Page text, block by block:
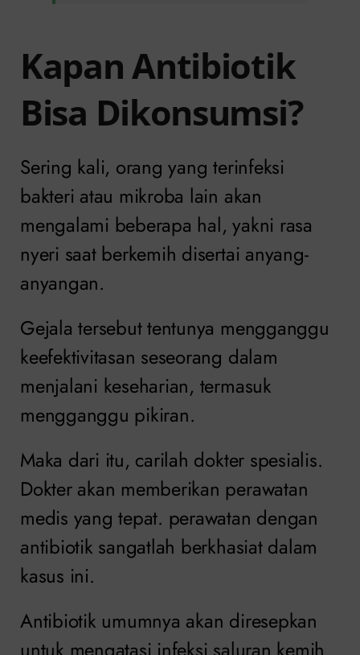
Kapan Antibiotik
Bisa Dikonsumsi?
Sering kali, orang yang terinfeksi
bakteri atau mikroba lain akan
mengalami beberapa hal, yakni rasa
nyeri saat berkemih disertai anyang-
anyangan.
Gejala tersebut tentunya mengganggu
keefektivitasan seseorang dalam
menjalani keseharian, termasuk
mengganggu pikiran.
Maka dari itu, carilah dokter spesialis.
Dokter akan memberikan perawatan
medis yang tepat. perawatan dengan
antibiotik sangatlah berkhasiat dalam
kasus ini.
Antibiotik umumnya akan diresepkan